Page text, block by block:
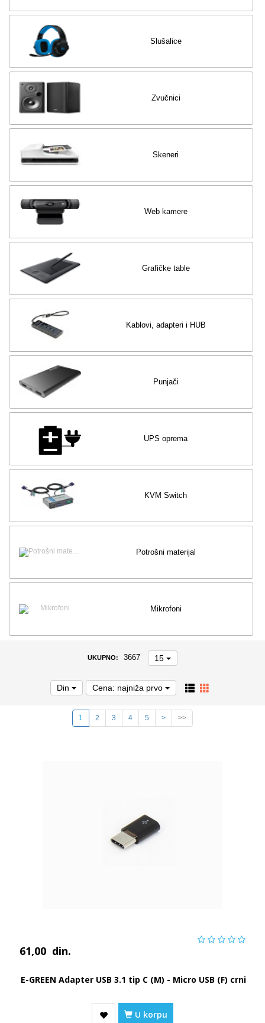
Slušalice
Zvučnici
Skeneri
Web kamere
Grafičke table
Kablovi, adapteri i HUB
Punjači
UPS oprema
KVM Switch
Potrošni materijal
Mikrofoni
UKUPNO: 3667 15
Din Cena: najniža prvo
1 2 3 4 5 > >>
61,00 din.
E-GREEN Adapter USB 3.1 tip C (M) - Micro USB (F) crni
U korpu